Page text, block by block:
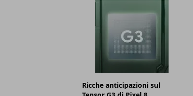
Ricche anticipazioni sul